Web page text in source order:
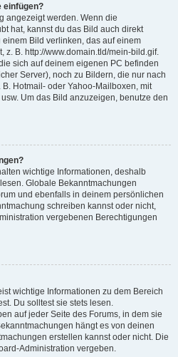
einfügen?
angezeigt werden. Wenn die
hat, kannst du das Bild auch direkt
Bild verlinken, das auf einem
B. http://www.domain.tld/mein-bild.gif.
sich auf deinem eigenen PC befinden
Server), noch zu Bildern, die nur nach
Hotmail- oder Yahoo-Mailboxen, mit
Um das Bild anzuzeigen, benutze den
wichtige Informationen, deshalb
Globale Bekanntmachungen
und ebenfalls in deinem persönlichen
schreiben kannst oder nicht,
vergebenen Berechtigungen
wichtige Informationen zu dem Bereich
Du solltest sie stets lesen.
auf jeder Seite des Forums, in dem sie
hängt es von deinen
erstellen kannst oder nicht. Die
Administration vergeben.